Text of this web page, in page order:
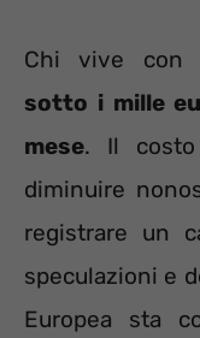
Chi vive con
sotto i mille
mese. Il
diminuire
registrare un
speculazioni e
Europea sta